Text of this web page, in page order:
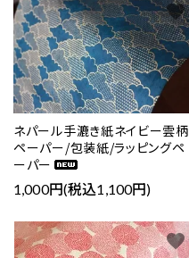
ネパール手漉き紙ネイビー雲柄
ペーパー/包装紙/ラッピングペ
ーパー
1,000円(税込1,100円)
favorite
favorite